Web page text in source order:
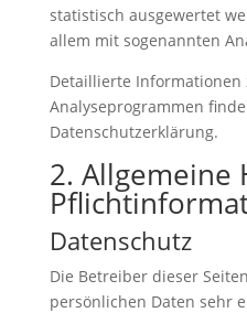
statistisch ausgewertet
allem mit sogenannten
Detaillierte Informationen
Analyseprogrammen
Datenschutzerklärung.
2. Allgemeine
Datenschutz
Die Betreiber dieser
persönlichen Daten sehr